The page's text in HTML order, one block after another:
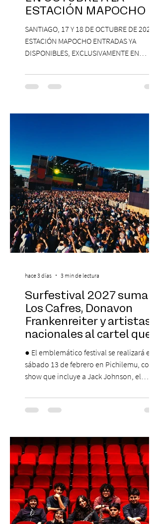
ESTACIÓN MAPOCHO
SANTIAGO, 17 Y 18 DE OCTUBRE DE 2026,
ESTACIÓN MAPOCHO ENTRADAS YA
DISPONIBLES, EXCLUSIVAMENTE EN
con una edición renovada que reunirá
yoga, bienestar y vida consciente, con la
Antonella Orsini, Yoga Woman y más
Centro Cultural Estación Mapocho, espacio
que albergará durante dos jornadas una
pro
Surfestival 2027 suma a
Los Cafres, Donavon
Frankenreiter y artistas
nacionales al cartel que
encabeza Jack Johnson
● El emblemático festival se realizará el
sábado 13 de febrero en Pichilemu, con un
show que incluye a Jack Johnson, el
El lunes 10 de agosto comienza la
Preventa Exclusiva Santander con 30%
stock). Posterior a esta preventa exclusiva
se da inicio a la segunda etapa con una
preventa con 20% descuento para los
clientes del mismo banco y 20% para las
personas que se pre inscribieron y el miérc
hace 3 días 3 min de lectura